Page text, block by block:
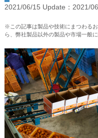
2021/06/15 Update：2021/
※この記事は製品や技術にまつわる
ら、弊社製品以外の製品や市場一般